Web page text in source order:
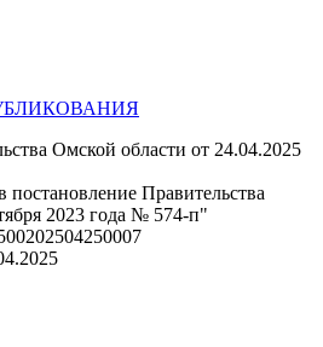
Омской области от 24.04.2025
Правительства
2023 года № 574-п"